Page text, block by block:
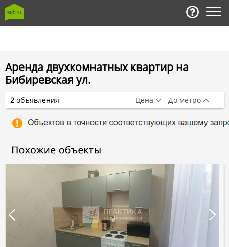
Аренда двухкомнатных квартир на
Бибиревская ул.
2 объявления Цена До метро